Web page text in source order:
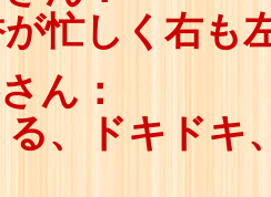
忙しく右も
ん：
る、ドキドキ